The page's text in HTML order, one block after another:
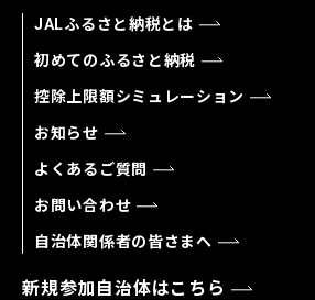
JALふるさと納税とは
初めてのふるさと納税
控除上限額シミュレーション
お知らせ
よくあるご質問
お問い合わせ
自治体関係者の皆さまへ
新規参加自治体はこちら